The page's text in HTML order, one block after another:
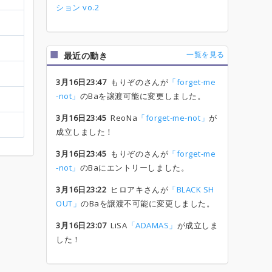
ション vo.2
最近の動き 一覧を見る
3月16日23:47もりぞのさんが 「forget-me
-not」 のBaを譲渡可能に変更しました。
3月16日23:45 ReoNa 「forget-me-not」が
成立しました！
3月16日23:45 もりぞのさんが 「forget-me
-not」 のBaにエントリーしました。
3月16日23:22 ヒロアキさんが 「BLACK SH
OUT」のBaを譲渡不可能に変更しました。
3月16日23:07LiSA 「ADAMAS」 が成立しま
した！